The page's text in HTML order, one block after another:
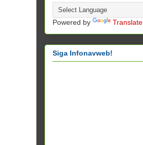
Powered by Translate
Siga Infonavweb!